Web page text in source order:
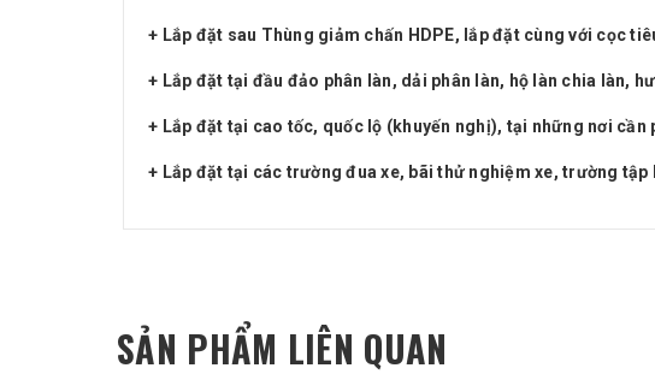
+ Lắp đặt sau Thùng giảm chấn HDPE, lắp đặt cùng với cọc
+ Lắp đặt tại đầu đảo phân làn, dải phân làn, hộ làn chia làn,
+ Lắp đặt tại cao tốc, quốc lộ (khuyến nghị), tại những nơi cần
+ Lắp đặt tại các trường đua xe, bãi thử nghiệm xe, trường tập
SẢN PHẨM LIÊN QUAN